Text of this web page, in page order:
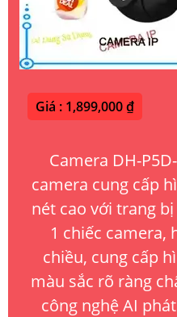
Giá : 1,899,000 ₫
Camera DH-
camera cung cấp
nét cao với trang
1 chiếc camera,
chiều, cung cấp
màu sắc rõ ràng
công nghệ AI